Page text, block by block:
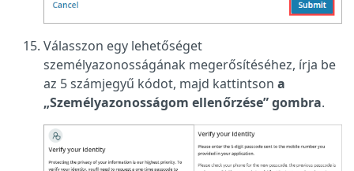
Válasszon egy lehetőséget
személyazonosságának megerősítéséhez, írja be
az 5 számjegyű kódot, majd kattintson a
„Személyazonosságom ellenőrzése” gombra.